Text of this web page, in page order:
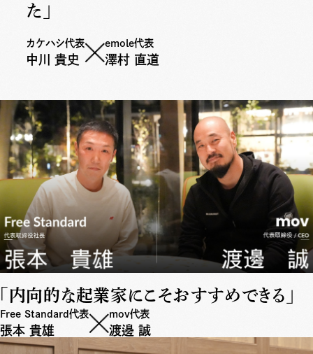
た」
カケハシ代表
中川 貴史
emole代表
澤村 直道
「内向的な起業家にこそおすすめできる」
Free Standard代表
張本 貴雄
mov代表
渡邊 誠